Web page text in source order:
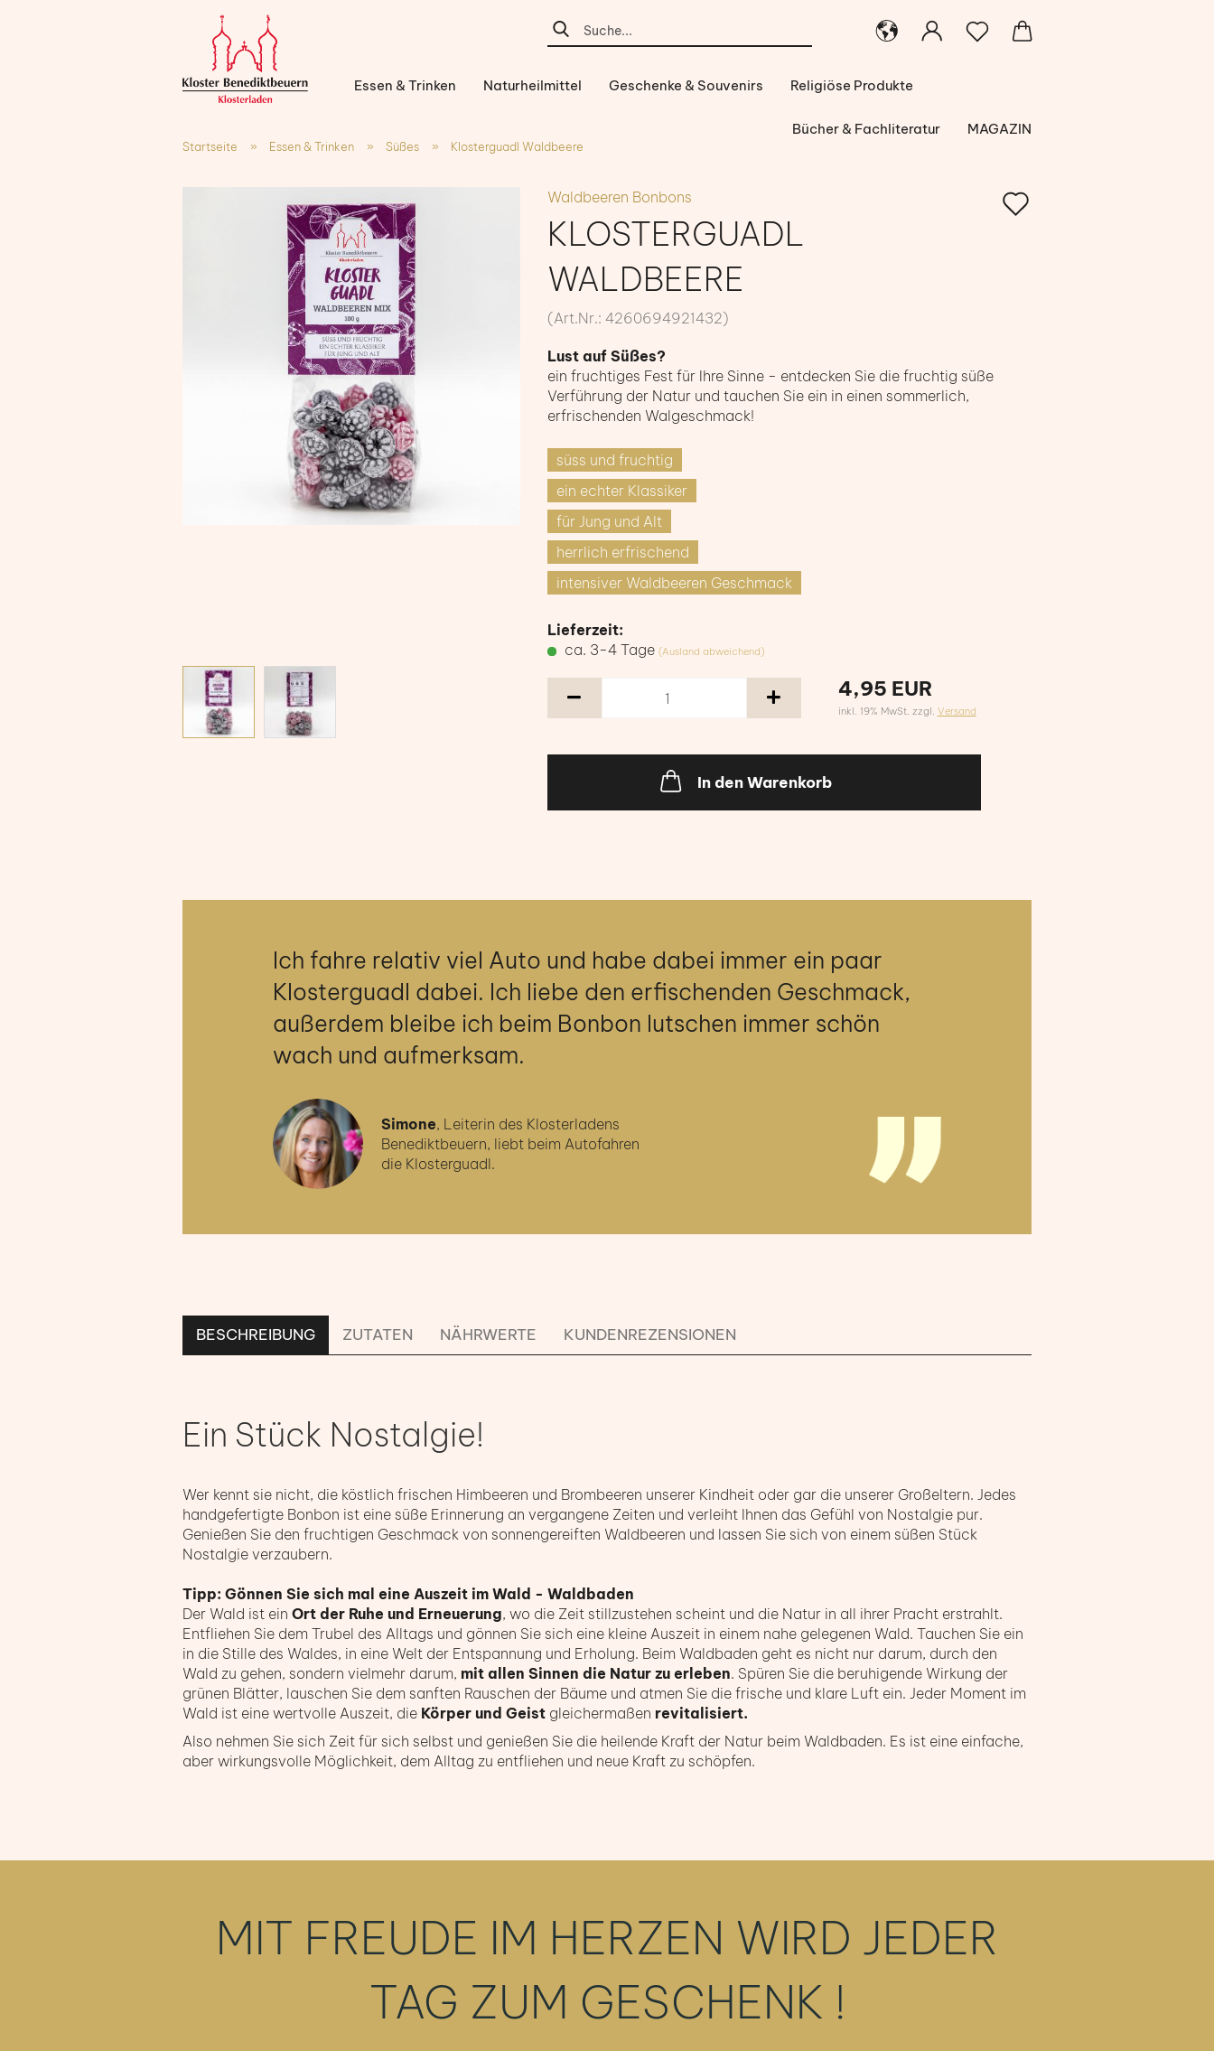
Essen & Trinken Naturheilmittel Geschenke & Souvenirs Religiöse Produkte
Bücher & Fachliteratur MAGAZIN
Startseite » Essen & Trinken » Süßes » Klosterguadl Waldbeere
Waldbeeren Bonbons
KLOSTERGUADL
WALDBEERE
(Art.Nr.:4260694921432)
Lust auf Süßes?
ein fruchtiges Fest für Ihre Sinne - entdecken Sie die fruchtig süße
Verführung der Natur und tauchen Sie ein in einen sommerlich,
erfrischenden Walgeschmack!
süss und fruchtig
ein echter Klassiker
für Jung und Alt
herrlich erfrischend
intensiver Waldbeeren Geschmack
Lieferzeit:
ca. 3-4 Tage(Ausland abweichend)
4,95 EUR
inkl. 19% MwSt. zzgl. Versand
In den Warenkorb
Ich fahre relativ viel Auto und habe dabei immer ein paar
Klosterguadl dabei. Ich liebe den erfischenden Geschmack,
außerdem bleibe ich beim Bonbon lutschen immer schön
wach und aufmerksam.
Simone, Leiterin des Klosterladens
Benediktbeuern, liebt beim Autofahren
die Klosterguadl.
BESCHREIBUNG ZUTATEN NÄHRWERTE KUNDENREZENSIONEN
Ein Stück Nostalgie!
Wer kennt sie nicht, die köstlich frischen Himbeeren und Brombeeren unserer Kindheit oder gar die unserer Großeltern. Jedes
handgefertigte Bonbon ist eine süße Erinnerung an vergangene Zeiten und verleiht Ihnen das Gefühl von Nostalgie pur.
Genießen Sie den fruchtigen Geschmack von sonnengereiften Waldbeeren und lassen Sie sich von einem süßen Stück
Nostalgie verzaubern.
Tipp: Gönnen Sie sich mal eine Auszeit im Wald - Waldbaden
Der Wald ist ein Ort der Ruhe und Erneuerung, wo die Zeit stillzustehen scheint und die Natur in all ihrer Pracht erstrahlt.
Entfliehen Sie dem Trubel des Alltags und gönnen Sie sich eine kleine Auszeit in einem nahe gelegenen Wald. Tauchen Sie ein
in die Stille des Waldes, in eine Welt der Entspannung und Erholung. Beim Waldbaden geht es nicht nur darum, durch den
Wald zu gehen, sondern vielmehr darum, mit allen Sinnen die Natur zu erleben. Spüren Sie die beruhigende Wirkung der
grünen Blätter, lauschen Sie dem sanften Rauschen der Bäume und atmen Sie die frische und klare Luft ein. Jeder Moment im
Wald ist eine wertvolle Auszeit, die Körper und Geist gleichermaßen revitalisiert.
Also nehmen Sie sich Zeit für sich selbst und genießen Sie die heilende Kraft der Natur beim Waldbaden. Es ist eine einfache,
aber wirkungsvolle Möglichkeit, dem Alltag zu entfliehen und neue Kraft zu schöpfen.
MIT FREUDE IM HERZEN WIRD JEDER
TAG ZUM GESCHENK !